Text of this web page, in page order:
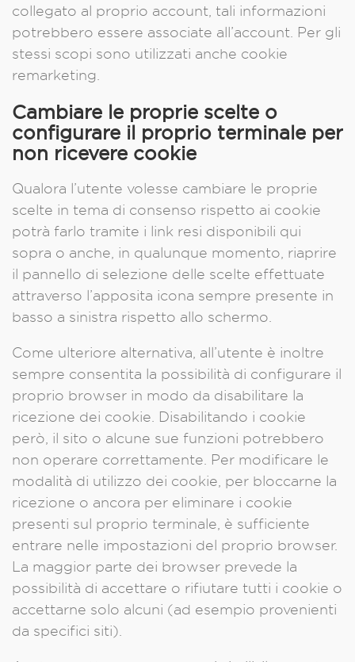
collegato al proprio account, tali informazioni
potrebbero essere associate all’account. Per gli
stessi scopi sono utilizzati anche cookie
remarketing.
Cambiare le proprie scelte o
configurare il proprio terminale per
non ricevere cookie
Qualora l’utente volesse cambiare le proprie
scelte in tema di consenso rispetto ai cookie
potrà farlo tramite i link resi disponibili qui
sopra o anche, in qualunque momento, riaprire
il pannello di selezione delle scelte effettuate
attraverso l’apposita icona sempre presente in
basso a sinistra rispetto allo schermo.
Come ulteriore alternativa, all’utente è inoltre
sempre consentita la possibilità di configurare il
proprio browser in modo da disabilitare la
ricezione dei cookie. Disabilitando i cookie
però, il sito o alcune sue funzioni potrebbero
non operare correttamente. Per modificare le
modalità di utilizzo dei cookie, per bloccarne la
ricezione o ancora per eliminare i cookie
presenti sul proprio terminale, è sufficiente
entrare nelle impostazioni del proprio browser.
La maggior parte dei browser prevede la
possibilità di accettare o rifiutare tutti i cookie o
accettarne solo alcuni (ad esempio provenienti
da specifici siti).